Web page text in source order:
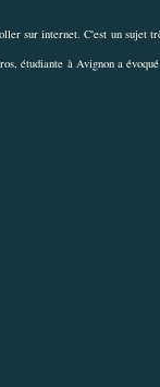
sur internet. C'est un sujet
étudiante à Avignon a